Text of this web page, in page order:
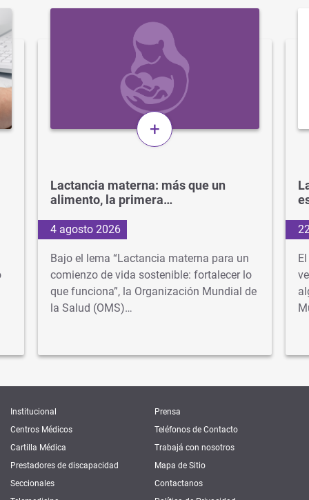
+
Lactancia materna: más que un
alimento, la primera…
4 agosto 2026
Bajo el lema “Lactancia materna para un
comienzo de vida sostenible: fortalecer lo
que funciona”, la Organización Mundial de
la Salud (OMS)…
Institucional
Centros Médicos
Cartilla Médica
Prestadores de discapacidad
Seccionales
Prensa
Teléfonos de Contacto
Trabajá con nosotros
Mapa de Sitio
Contactanos